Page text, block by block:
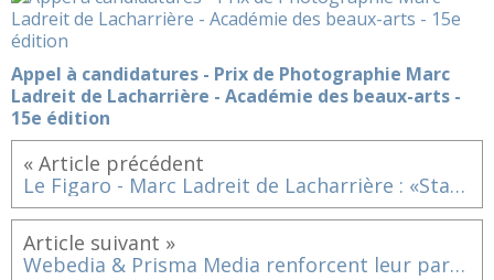
Appel à candidatures - Prix de Photographie Marc
Ladreit de Lacharrière - Académie des beaux-arts -
15e édition
« Article précédent
Le Figaro - Marc Ladreit de Lacharrière : «Starmania, une ambition française »
Article suivant »
Webedia & Prisma Media renforcent leur partenariat et lancent les trophées qui font bouger les français !